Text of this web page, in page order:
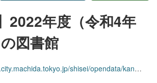
2022年度（令和4年
図書館
shisei/opendata/kankobutsu/2023-kankoubutsu.files/23-45.pdf